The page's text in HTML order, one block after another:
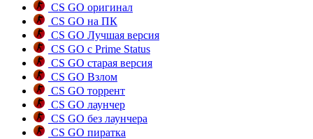
CS GO оригинал
CS GO на ПК
CS GO Лучшая версия
CS GO с Prime Status
CS GO старая версия
CS GO Взлом
CS GO торрент
CS GO лаунчер
CS GO без лаунчера
CS GO пиратка